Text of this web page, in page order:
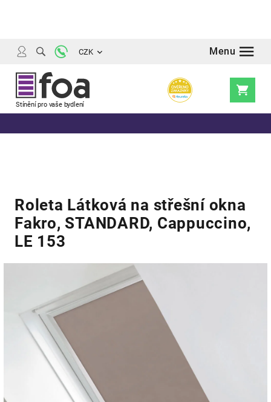
CZK
Nákupní
Roleta Látková na střešní okna
Fakro, STANDARD, Cappuccino,
LE 153